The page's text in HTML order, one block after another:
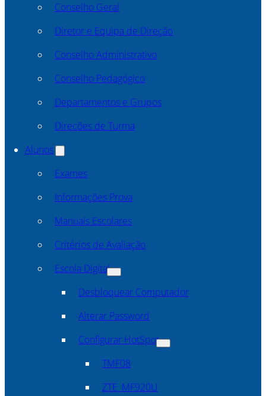
Conselho Geral
Diretor e Equipa de Direção
Conselho Administrativo
Conselho Pedagógico
Departamentos e Grupos
Direcões de Turma
Alunos
Exames
Informações Prova
Manuais Escolares
Critérios de Avaliação
Escola Digital
Desbloquear Computador
Alterar Password
Configurar HotSpot
TMF08
ZTE_MF920U